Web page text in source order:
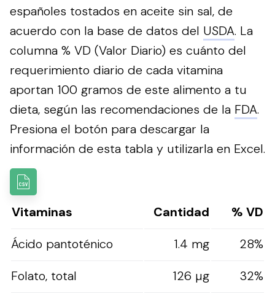
españoles tostados en aceite sin sal, de
acuerdo con la base de datos del USDA. La
columna % VD (Valor Diario) es cuánto del
requerimiento diario de cada vitamina
aportan 100 gramos de este alimento a tu
dieta, según las recomendaciones de la FDA.
Presiona el botón para descargar la
información de esta tabla y utilizarla en Excel.
Vitaminas Cantidad
% VD
Ácido pantoténico
1.4 mg
28%
Folato, total
126 µg 32%